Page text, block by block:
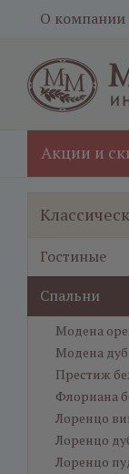
О компании
Акции и
Гостиные
Спальни
Модена
Модена
Престиж
Флориана
Лоренцо
Лоренцо
Лоренцо